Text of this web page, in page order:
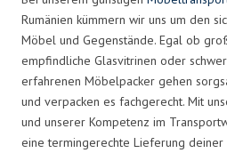
Rumänien kümmern wir uns um den
Möbel und Gegenstände. Egal ob
empfindliche Glasvitrinen oder
erfahrenen Möbelpacker gehen
und verpacken es fachgerecht. Mit
und unserer Kompetenz im
eine termingerechte Lieferung